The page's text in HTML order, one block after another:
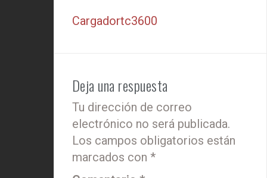
Cargadortc3600
Deja una respuesta
Tu dirección de correo
electrónico no será publicada.
Los campos obligatorios están
marcados con *